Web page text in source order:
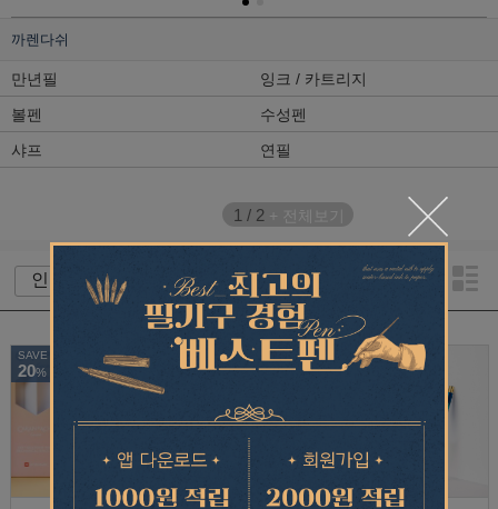
까렌다쉬
만년필
잉크 / 카트리지
볼펜
수성펜
샤프
연필
1 / 2 + 전체보기
SAVE
20%